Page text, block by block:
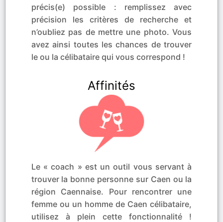
précis(e) possible : remplissez avec
précision les critères de recherche et
n’oubliez pas de mettre une photo. Vous
avez ainsi toutes les chances de trouver
le ou la célibataire qui vous correspond !
Affinités
Le « coach » est un outil vous servant à
trouver la bonne personne sur Caen ou la
région Caennaise. Pour rencontrer une
femme ou un homme de Caen célibataire,
utilisez à plein cette fonctionnalité !